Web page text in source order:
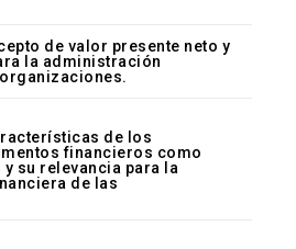
de valor presente neto y
la administración
de los
financieros como
su relevancia para la
de las